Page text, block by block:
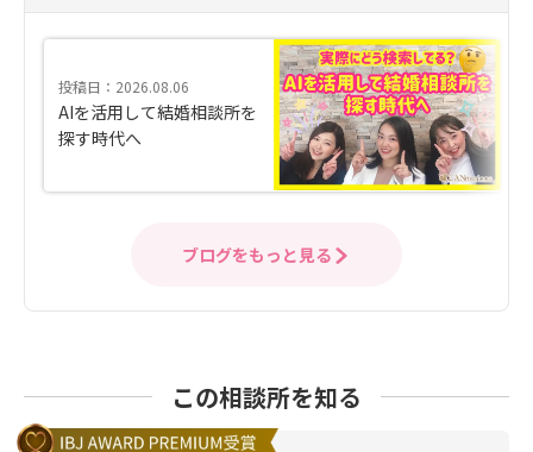
投稿日：2026.08.06
AIを活用して結婚相談所を
探す時代へ
ブログをもっと見る
この相談所を知る